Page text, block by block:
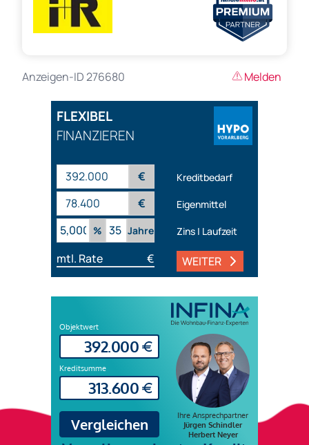
Anzeigen-ID 276680 Melden
FLEXIBEL
FINANZIEREN
€ Kreditbedarf
€
Eigenmittel
%
Jahre Zins | Laufzeit
mtl. Rate € WEITER